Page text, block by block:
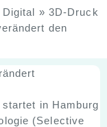
Digital » 3D-Druck
den
in Hamburg
(Selective